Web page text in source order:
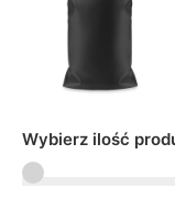
Wybierz ilość